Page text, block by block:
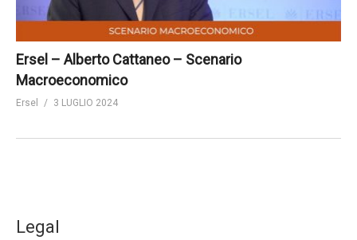
Ersel – Alberto Cattaneo – Scenario
Macroeconomico
Ersel 3 LUGLIO 2024
Legal